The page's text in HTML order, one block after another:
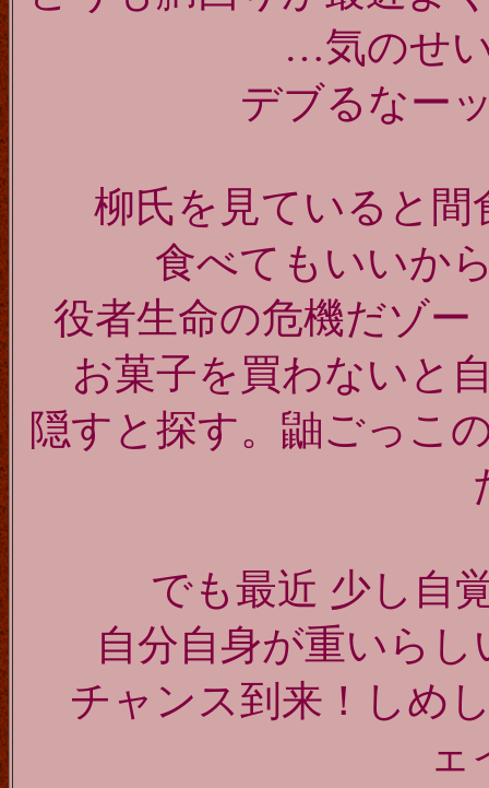
…気のせ
デブるなー
柳氏を見ていると
食べてもいいか
役者生命の危機だゾ
お菓子を買わないと
隠すと探す。鼬ごっこ
でも最近 少し自
自分自身が重いら
チャンス到来！ しめ
ェ